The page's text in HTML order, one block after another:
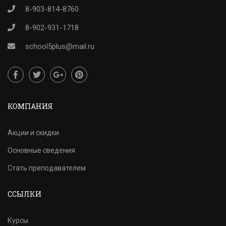
8-903-814-8760
8-902-931-1718
school5plus@mail.ru
КОМПАНИЯ
Акции и скидки
Основные сведения
Стать преподавателем
ССЫЛКИ
Курсы